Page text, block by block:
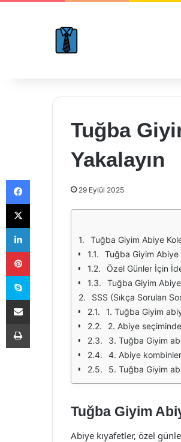
Tuğba
Yakalayın
29 Eylül 2025
Tuğba Giyim Abiye
Tuğba Giyim
Özel Günler İçin
Tuğba Giyim
SSS (Sıkça Sorulan
1. Tuğba Giyim
2. Abiye
3. Tuğba Giyim
4. Abiye
5. Tuğba Giyim
Tuğba Giyim
Abiye kıyafetler, özel
Facebook
X
LinkedIn
Pinterest
Skype
E-Posta ile paylaş